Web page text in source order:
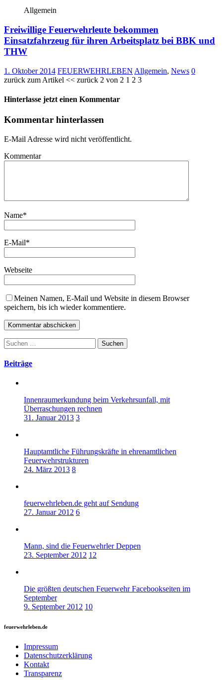
Allgemein
Freiwillige Feuerwehrleute bekommen
Einsatzfahrzeug für ihren Arbeitsplatz bei BBK und
THW
1. Oktober 2014 FEUERWEHRLEBEN Allgemein, News 0
zurück zum Artikel << zurück 2 von 2 1 2 3
Hinterlasse jetzt einen Kommentar
Kommentar hinterlassen
E-Mail Adresse wird nicht veröffentlicht.
Kommentar
Name*
E-Mail*
Webseite
Meinen Namen, E-Mail und Website in diesem Browser
speichern, bis ich wieder kommentiere.
Suchen
nach:
Beiträge
Innenraumerkundung beim Verkehrsunfall, mit
Überraschungen rechnen
31. Januar 2013 3
Hauptamtliche Führungskräfte in ehrenamtlichen
Feuerwehrstrukturen
24. März 2013 8
feuerwehrleben.de geht auf Sendung
27. Januar 2012 6
Mann, sind die Feuerwehrler Deppen
23. September 2012 12
Die größten deutschen Feuerwehr Facebookseiten im
September
9. September 2012 10
feuerwehrleben.de
Impressum
Datenschutzerklärung
Kontakt
Transparenz